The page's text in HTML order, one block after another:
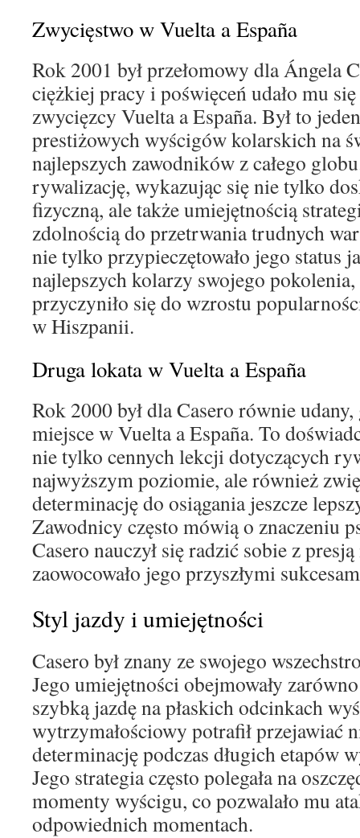
Zwycięstwo w Vuelta a España
Rok 2001 był przełomowy dla Ángela
ciężkiej pracy i poświęceń udało mu
zwycięzcy Vuelta a España. Był to
prestiżowych wyścigów kolarskich na
najlepszych zawodników z całego
rywalizację, wykazując się nie tylko
fizyczną, ale także umiejętnością
zdolnością do przetrwania trudnych
nie tylko przypieczętowało jego status
najlepszych kolarzy swojego
przyczyniło się do wzrostu
w Hiszpanii.
Druga lokata w Vuelta a España
Rok 2000 był dla Casero równie
miejsce w Vuelta a España. To
nie tylko cennych lekcji dotyczących
najwyższym poziomie, ale również
determinację do osiągania jeszcze
Zawodnicy często mówią o znaczeniu
Casero nauczył się radzić sobie z
zaowocowało jego przyszłymi
Styl jazdy i umiejętności
Casero był znany ze swojego
Jego umiejętności obejmowały
szybką jazdę na płaskich odcinkach
wytrzymałościowy potrafił przejawiać
determinację podczas długich etapów
Jego strategia często polegała na
momenty wyścigu, co pozwalało mu
odpowiednich momentach.